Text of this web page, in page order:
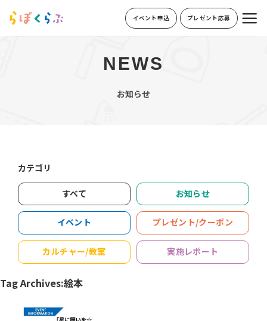
to
content
イベント申込 プレゼント応募
NEWS
お知らせ
カテゴリ
すべて お知らせ
イベント プレゼント/クーポン
カルチャー/教室 実施レポート
Tag Archives:絵本